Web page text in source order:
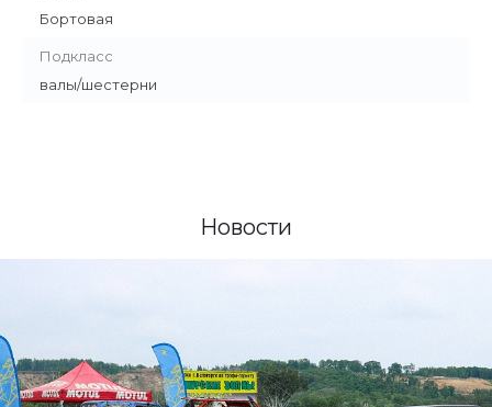
Бортовая
Подкласс
валы/шестерни
Новости